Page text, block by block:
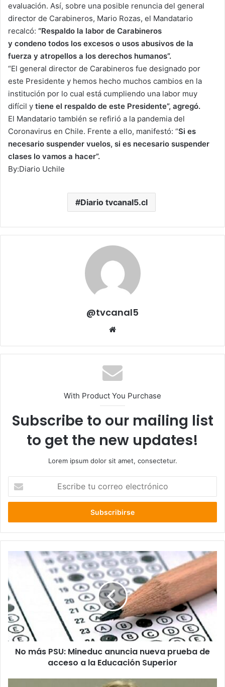
evaluación. Así, sobre una posible renuncia del general
director de Carabineros, Mario Rozas, el Mandatario
recalcó: “Respaldo la labor de Carabineros
y condeno todos los excesos o usos abusivos de la
fuerza y atropellos a los derechos humanos”.
“El general director de Carabineros fue designado por
este Presidente y hemos hecho muchos cambios en la
institución por lo cual está cumpliendo una labor muy
difícil y tiene el respaldo de este Presidente”, agregó.
El Mandatario también se refirió a la pandemia del
Coronavirus en Chile. Frente a ello, manifestó: “Si es
necesario suspender vuelos, si es necesario suspender
clases lo vamos a hacer”.
By:Diario Uchile
Diario tvcanal5.cl
@tvcanal5
With Product You Purchase
Subscribe to our mailing list
to get the new updates!
Lorem ipsum dolor sit amet, consectetur.
correo
PSU:
Mineduc
anuncia
nueva
prueba
de
acceso
No más PSU: Mineduc anuncia nueva prueba de
acceso a la Educación Superior